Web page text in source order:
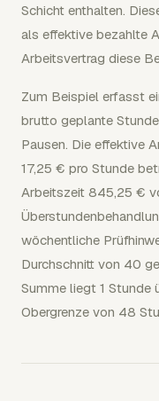
Schicht enthalten.
als effektive bezahlte
Arbeitsvertrag diese
Zum Beispiel erfasst
brutto geplante
Pausen. Die effektive
17,25 € pro Stunde
Arbeitszeit 845,25 €
wöchentliche
Durchschnitt von 40
Summe liegt 1 Stunde
Obergrenze von 48